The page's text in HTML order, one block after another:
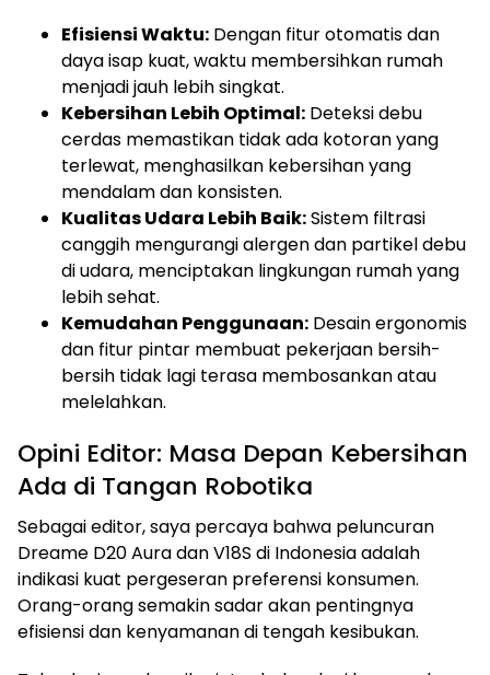
Efisiensi Waktu: Dengan fitur otomatis dan
daya isap kuat, waktu membersihkan rumah
menjadi jauh lebih singkat.
Kebersihan Lebih Optimal: Deteksi debu
cerdas memastikan tidak ada kotoran yang
terlewat, menghasilkan kebersihan yang
mendalam dan konsisten.
Kualitas Udara Lebih Baik:Sistem filtrasi
canggih mengurangi alergen dan partikel debu
di udara, menciptakan lingkungan rumah yang
lebih sehat.
Kemudahan Penggunaan: Desain ergonomis
dan fitur pintar membuat pekerjaan bersih-
bersih tidak lagi terasa membosankan atau
melelahkan.
Opini Editor: Masa Depan Kebersihan
Ada di Tangan Robotika
Sebagai editor, saya percaya bahwa peluncuran
Dreame D20 Aura dan V18S di Indonesia adalah
indikasi kuat pergeseran preferensi konsumen.
Orang-orang semakin sadar akan pentingnya
efisiensi dan kenyamanan di tengah kesibukan.